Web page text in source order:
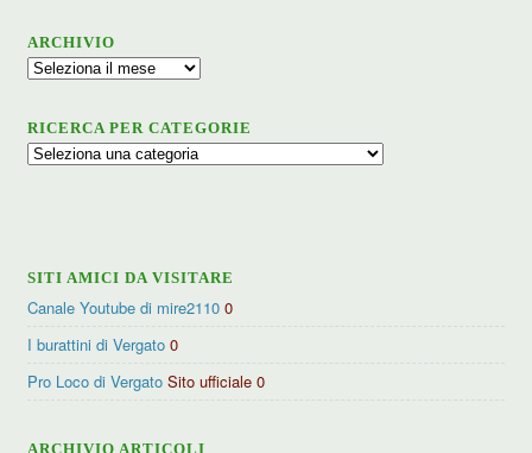
ARCHIVIO
Archivio
RICERCA PER CATEGORIE
Ricerca
SITI AMICI DA VISITARE
Canale Youtube di mire2110 0
I burattini di Vergato 0
Pro Loco di Vergato Sito ufficiale 0
ARCHIVIO ARTICOLI